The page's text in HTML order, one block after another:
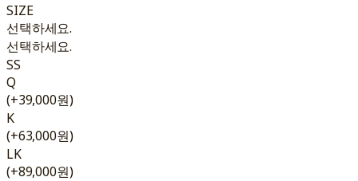
SIZE
선택하세요.
선택하세요.
SS
Q
(+39,000원)
K
(+63,000원)
LK
(+89,000원)